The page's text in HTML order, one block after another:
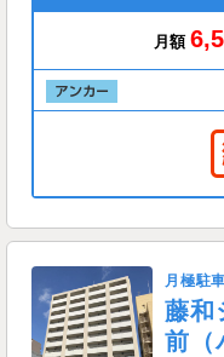
月額
月極駐
藤和
前（